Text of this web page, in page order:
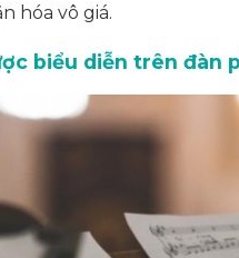
hóa vô giá.
biểu diễn trên đàn